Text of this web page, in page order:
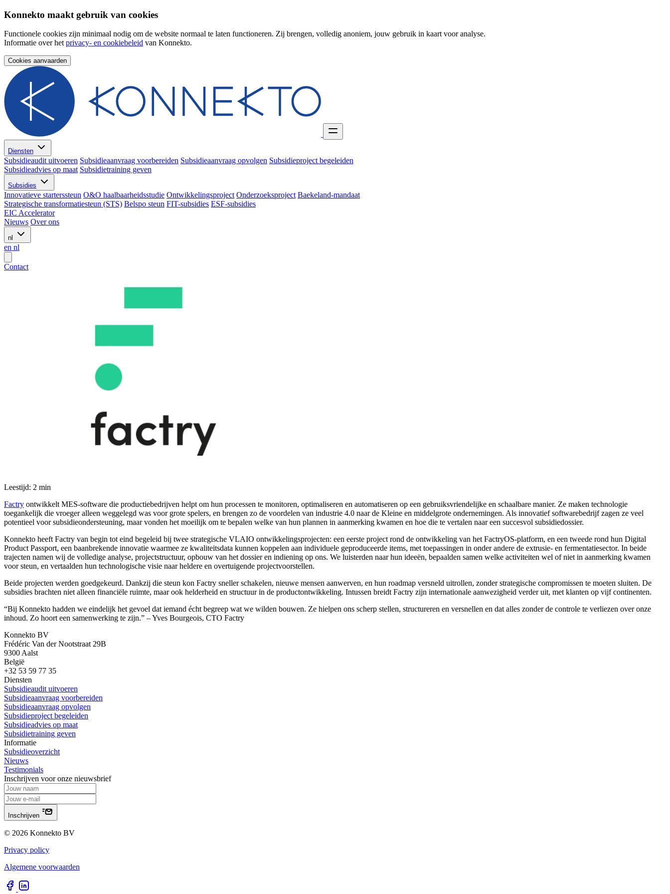
Konnekto maakt gebruik van cookies
Functionele cookies zijn minimaal nodig om de website normaal te laten functioneren. Zij brengen, volledig anoniem, jouw gebruik in kaart voor analyse.
Informatie over hetprivacy- en cookiebeleid van Konnekto.
Cookies aanvaarden
Diensten
Subsidieaudit uitvoeren Subsidieaanvraag voorbereiden Subsidieaanvraag opvolgen Subsidieproject begeleiden
Subsidieadvies op maat Subsidietraining geven
Subsidies
Innovatieve starterssteun O&O haalbaarheidsstudie Ontwikkelingsproject Onderzoeksproject Baekeland-mandaat
Strategische transformatiesteun (STS) Belspo steun FIT-subsidies ESF-subsidies
EIC Accelerator
Nieuws Over ons
nl
en nl
Contact
Leestijd: 2 min
Factry ontwikkelt MES-software die productiebedrijven helpt om hun processen te monitoren, optimaliseren en automatiseren op een gebruiksvriendelijke en schaalbare manier. Ze maken technologie
toegankelijk die vroeger alleen weggelegd was voor grote spelers, en brengen zo de voordelen van industrie 4.0 naar de Kleine en middelgrote ondernemingen. Als innovatief softwarebedrijf zagen ze veel
potentieel voor subsidieondersteuning, maar vonden het moeilijk om te bepalen welke van hun plannen in aanmerking kwamen en hoe die te vertalen naar een succesvol subsidiedossier.
Konnekto heeft Factry van begin tot eind begeleid bij twee strategische VLAIO ontwikkelingsprojecten: een eerste project rond de ontwikkeling van het FactryOS-platform, en een tweede rond hun Digital
Product Passport, een baanbrekende innovatie waarmee ze kwaliteitsdata kunnen koppelen aan individuele geproduceerde items, met toepassingen in onder andere de extrusie- en fermentatiesector. In beide
trajecten namen wij de volledige analyse, projectstructuur, opbouw van het dossier en indiening op ons. We luisterden naar hun ideeën, bepaalden samen welke activiteiten wel of niet in aanmerking kwamen
voor steun, en vertaalden hun technologische visie naar heldere en overtuigende projectvoorstellen.
Beide projecten werden goedgekeurd. Dankzij die steun kon Factry sneller schakelen, nieuwe mensen aanwerven, en hun roadmap versneld uitrollen, zonder strategische compromissen te moeten sluiten. De
subsidies brachten niet alleen financiële ruimte, maar ook helderheid en structuur in de productontwikkeling. Intussen breidt Factry zijn internationale aanwezigheid verder uit, met klanten op vijf continenten.
“Bij Konnekto hadden we eindelijk het gevoel dat iemand écht begreep wat we wilden bouwen. Ze hielpen ons scherp stellen, structureren en versnellen en dat alles zonder de controle te verliezen over onze
inhoud. Zo hoort een samenwerking te zijn.” – Yves Bourgeois, CTO Factry
Konnekto BV
Frédéric Van der Nootstraat 29B
9300 Aalst
België
+32 53 59 77 35
Diensten
Subsidieaudit uitvoeren
Subsidieaanvraag voorbereiden
Subsidieaanvraag opvolgen
Subsidieproject begeleiden
Subsidieadvies op maat
Subsidietraining geven
Informatie
Subsidieoverzicht
Nieuws
Testimonials
Inschrijven voor onze nieuwsbrief
Inschrijven
© 2026 Konnekto BV
Privacy policy
Algemene voorwaarden